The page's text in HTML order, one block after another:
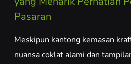
Pasaran
Meskipun kantong kemasan
nuansa coklat alami dan